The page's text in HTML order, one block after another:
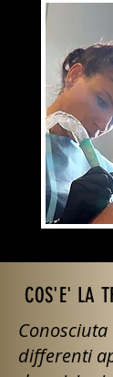
COS'E' LA
differenti